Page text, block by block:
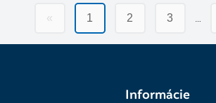
« 1 2 3 …
Informácie